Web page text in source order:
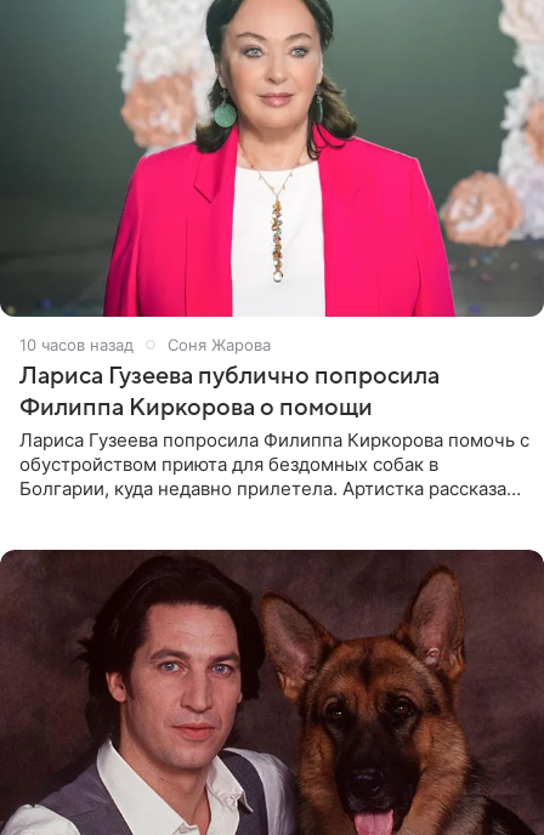
10 часов назад Соня Жарова
Лариса Гузеева публично попросила
Филиппа Киркорова о помощи
Лариса Гузеева попросила Филиппа Киркорова помочь с
обустройством приюта для бездомных собак в
Болгарии, куда недавно прилетела. Артистка рассказала